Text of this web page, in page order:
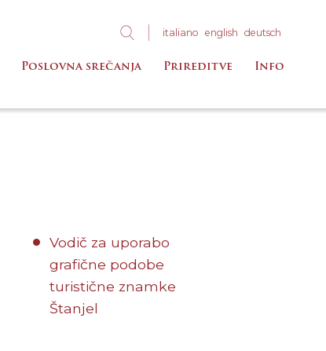
italiano english deutsch
Poslovna srečanja Prireditve Info
Vodič za uporabo
grafične podobe
turistične znamke
Štanjel